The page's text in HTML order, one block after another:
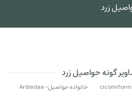
زرد
گونه حواصیل زرد
خانواده حواصیل- Ardeidae